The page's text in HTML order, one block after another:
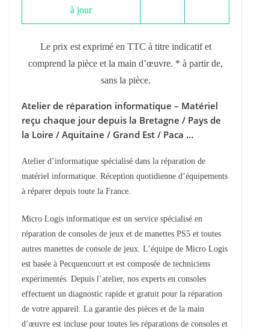
à jour
Le prix est exprimé en TTC à titre indicatif et
comprend la pièce et la main d’œuvre. * à partir de,
sans la pièce.
Atelier de réparation informatique – Matériel
reçu chaque jour depuis la Bretagne / Pays de
la Loire / Aquitaine / Grand Est / Paca …
Atelier d’informatique spécialisé dans la réparation de
matériel informatique. Réception quotidienne d’équipements
à réparer depuis toute la France.
Micro Logis informatique est un service spécialisé en
réparation de consoles de jeux et de manettes PS5 et toutes
autres manettes de console de jeux. L’équipe de Micro Logis
est basée à Pecquencourt et est composée de techniciens
expérimentés. Depuis l’atelier, nos experts en consoles
effectuent un diagnostic rapide et gratuit pour la réparation
de votre appareil. La garantie des pièces et de la main
d’œuvre est incluse pour toutes les réparations de consoles et